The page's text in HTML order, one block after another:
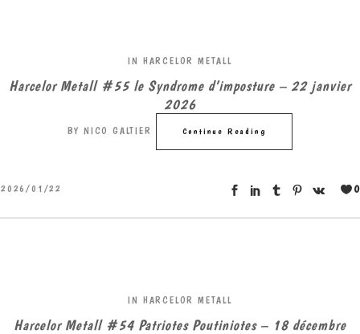
IN HARCELOR METALL
Harcelor Metall #55 le Syndrome d’imposture – 22 janvier
2026
BY NICO GALTIER Continue Reading
2026/01/22 0
IN HARCELOR METALL
Harcelor Metall #54 Patriotes Poutiniotes – 18 décembre